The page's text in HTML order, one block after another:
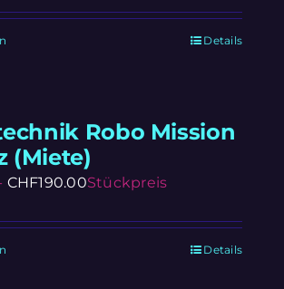
Details
Robo Mission
(Miete)
CHF190.00Stückpreis
Details